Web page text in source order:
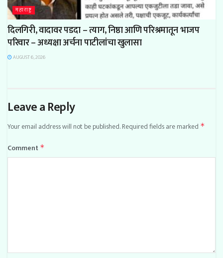
महाराष्ट्र
दिलगिरी, वादावर पडदा – त्याग, निष्ठा आणि परिश्रमातून भाजप
परिवार – अध्यक्षा अर्चना पाटीलांचा खुलासा
AUGUST 6, 2026
Leave a Reply
Your email address will not be published.Required fields are marked *
Comment *